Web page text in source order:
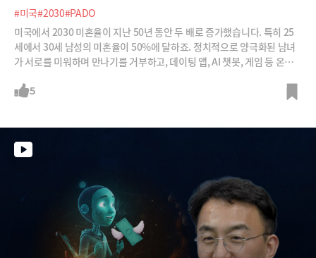
#미국#2030#PADO
미국에서 2030 미혼율이 지난 50년 동안 두 배로 증가했습니다. 특히 25
세에서 30세 남성의 미혼율이 50%에 달하죠. 정치적으로 양극화된 남녀
가 서로를 미워하며 만나기를 거부하고, 데이팅 앱, AI 챗봇, 게임 등 온라
계에 대한 관심이 줄어들면 각자 더 보수화되거나 진보화되는 악순환에 빠
5